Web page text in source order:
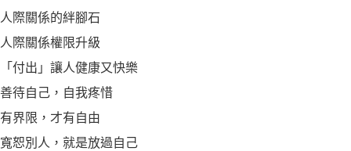
人際關係的絆腳石
人際關係權限升級
「付出」讓人健康又快樂
善待自己，自我疼惜
有界限，才有自由
寬恕別人，就是放過自己